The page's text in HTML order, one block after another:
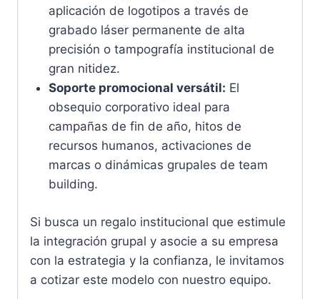
aplicación de logotipos a través de
grabado láser permanente de alta
precisión o tampografía institucional de
gran nitidez.
Soporte promocional versátil: El
obsequio corporativo ideal para
campañas de fin de año, hitos de
recursos humanos, activaciones de
marcas o dinámicas grupales de team
building.
Si busca un regalo institucional que estimule
la integración grupal y asocie a su empresa
con la estrategia y la confianza, le invitamos
a cotizar este modelo con nuestro equipo.